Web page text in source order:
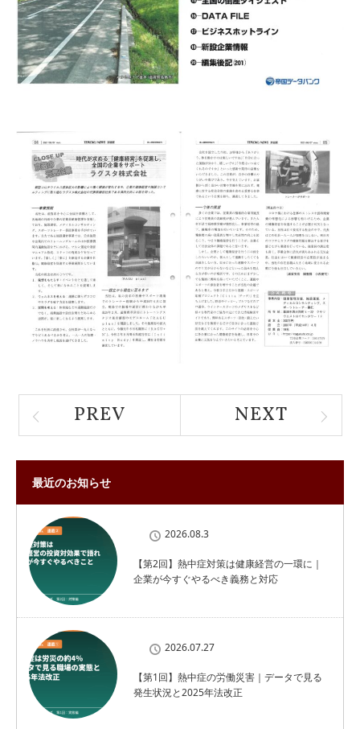
PREV NEXT
最近のお知らせ
2026.08.3
【第2回】熱中症対策は健康経営の一環に｜
企業が今すぐやるべき義務と対応
2026.07.27
【第1回】熱中症の労働災害｜データで見る
発生状況と2025年法改正